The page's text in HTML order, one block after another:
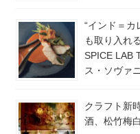
“インド＝カ
も取り入れ
SPICE LAB
ス・ソヴァ
クラフト新
酒、松竹梅